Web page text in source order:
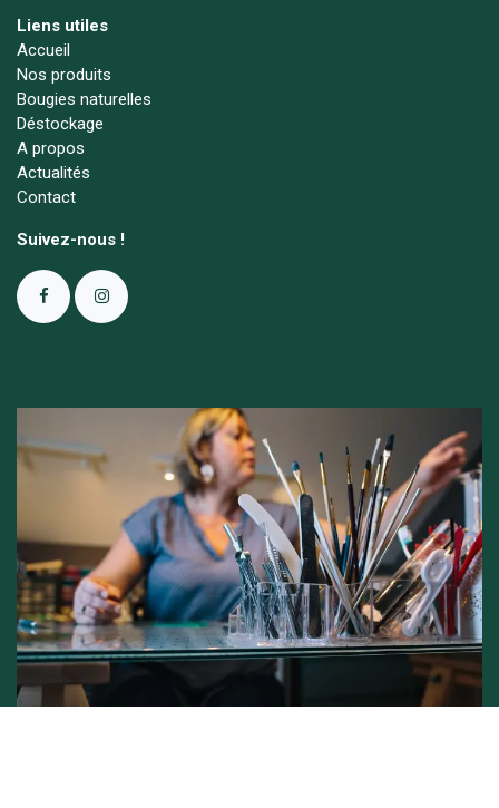
Liens utiles
Accueil
Nos produits
Bougies naturelles
Déstockage
A propos
Actualités
Contact
Suivez-nous !